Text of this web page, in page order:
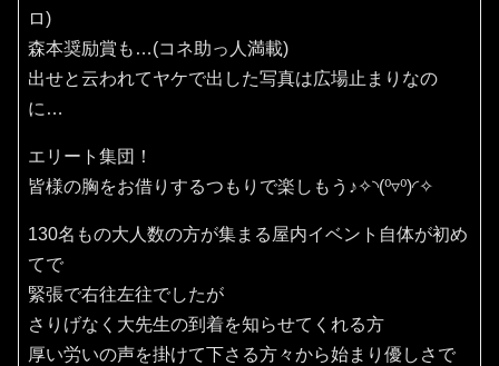
ロ)
森本奨励賞も…(コネ助っ人満載)
出せと云われてヤケで出した写真は広場止まりなの
に…
エリート集団！
皆様の胸をお借りするつもりで楽しもう♪✧⁠◝⁠(⁠⁰⁠▿⁠⁰⁠)⁠◜⁠✧
130名もの大人数の方が集まる屋内イベント自体が初め
てで
緊張で右往左往でしたが
さりげなく大先生の到着を知らせてくれる方
厚い労いの声を掛けて下さる方々から始まり優しさで